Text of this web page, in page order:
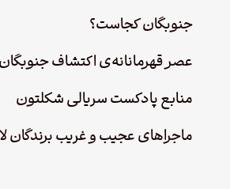
جنوبگان کجاست؟
عصر قهرمانانه‌ی اکتشاف جنوبگان
منابع پادکست سریالی شکلتون
ماجراهای عجیب و غریب برندگان